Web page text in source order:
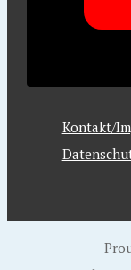
Kontakt/